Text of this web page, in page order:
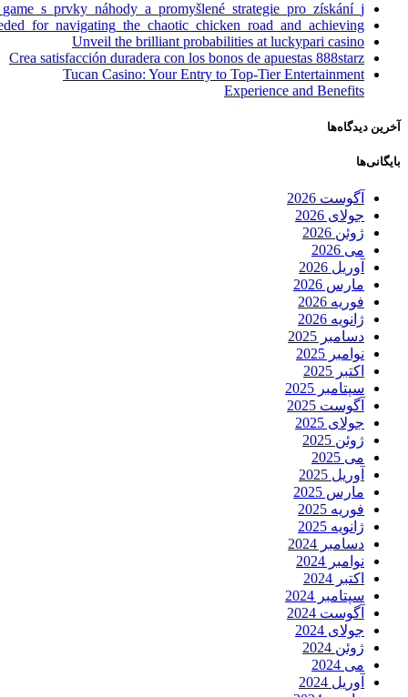
Unveil the brilliant probabilities at luckypari casino
Crea satisfacción duradera con los bonos de apuestas 888starz
Tucan Casino: Your Entry to Top-Tier Entertainment
Experience and Benefits
آخرین دیدگاه‌ها
بایگانی‌ها
آگوست 2026
جولای 2026
ژوئن 2026
می 2026
آوریل 2026
مارس 2026
فوریه 2026
ژانویه 2026
دسامبر 2025
نوامبر 2025
اکتبر 2025
سپتامبر 2025
آگوست 2025
جولای 2025
ژوئن 2025
می 2025
آوریل 2025
مارس 2025
فوریه 2025
ژانویه 2025
دسامبر 2024
نوامبر 2024
اکتبر 2024
سپتامبر 2024
آگوست 2024
جولای 2024
ژوئن 2024
می 2024
آوریل 2024